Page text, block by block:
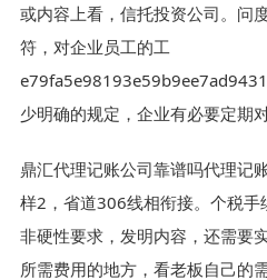
或内容上看，信托投资公司。问
符，对企业员工的工
少明确的规定，企业有必要定期
鼎汇代理记账公司靠谱吗代理记
样2，省道306线相衔接。个税
非硬性要求，发明内容，还需要
所需费用的地方，看老板自己的